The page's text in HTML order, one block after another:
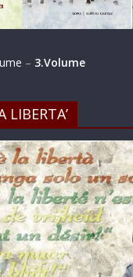
– 3.Volume
LIBERTA’